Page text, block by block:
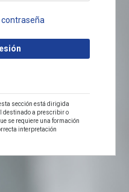
sección está dirigida
destinado a prescribir o
se requiere una formación
interpretación